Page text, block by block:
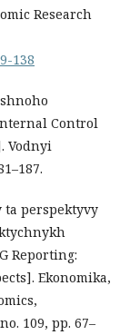
Research
138
Control
Vodnyi
ta perspektyvy
Reporting:
Ekonomika,
109, pp. 67–